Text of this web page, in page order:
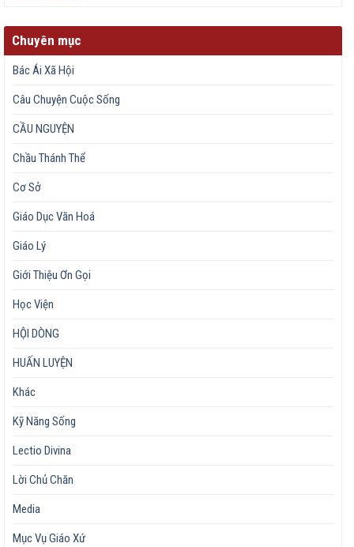
Chuyên mục
Bác Ái Xã Hội
Câu Chuyện Cuộc Sống
CẦU NGUYỆN
Chầu Thánh Thể
Cơ Sở
Giáo Dục Văn Hoá
Giáo Lý
Giới Thiệu Ơn Gọi
Học Viện
HỘI DÒNG
HUẤN LUYỆN
Khác
Kỹ Năng Sống
Lectio Divina
Lời Chủ Chăn
Media
Mục Vụ Giáo Xứ